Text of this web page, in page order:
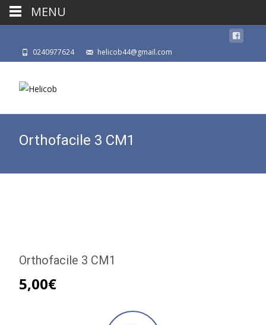
0240977624 helicob44@gmail.com
Orthofacile 3 CM1
Orthofacile 3 CM1
5,00€
MENU